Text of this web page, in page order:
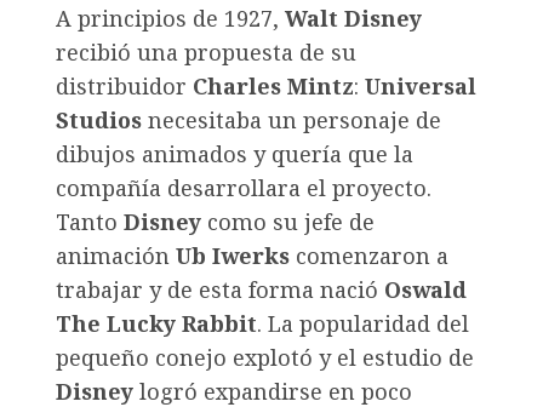
A principios de 1927, Walt Disney
recibió una propuesta de su
distribuidor Charles Mintz: Universal
Studios necesitaba un personaje de
dibujos animados y quería que la
compañía desarrollara el proyecto.
Tanto Disney como su jefe de
animación Ub Iwerks comenzaron a
trabajar y de esta forma nació Oswald
The Lucky Rabbit. La popularidad del
pequeño conejo explotó y el estudio de
Disney logró expandirse en poco